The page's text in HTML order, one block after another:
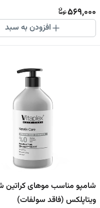
569,000
افزودن به سبد
شامپو مناسب موهای کراتین
ویتاپلکس (فاقد سولفات)